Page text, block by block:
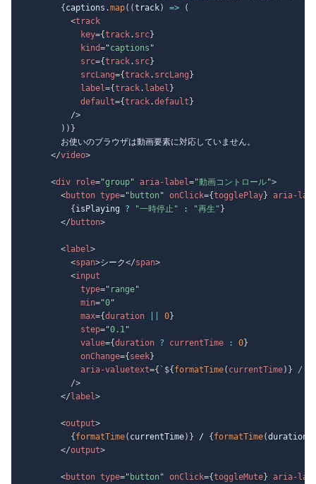
{ captions .map( (track) =>
(
<track
key={track. src}
kind="captions "
src={track. src}
srcLang={track. srcLang }
label={track. label }
default={track.default }
/>
) ) }
        お使いのブラウザは動画要素に対応していません。
</video>
<div role="group" aria-label="動画コントロール">
<button type=" button" onClick={togglePlay} aria-
{ isPlaying ? "一時停止" : "再生" }
</ button>
<label>
<span>シーク</span>
<input
type=" range"
min="0"
max={duration 0}
step="0.1"
value={duration ? currentTime : 0}
onChange={ seek}
aria-valuetext={ ` ${ formatTime( currentTime) } /
/>
</ label>
<output>
{ formatTime( currentTime) } / { formatTime(duration
</output>
<button type=" button" onClick={toggleMute} aria-